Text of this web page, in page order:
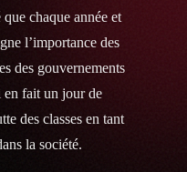
chaque année et
l’importance des
des gouvernements
en fait un jour de
des classes en tant
la société.